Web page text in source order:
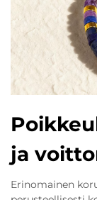
ja
Erinomainen